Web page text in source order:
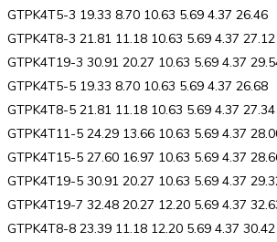
GTPK4T5-3 19.33 8.70 10.63 5.69 4.37 26.46
GTPK4T8-3 21.81 11.18 10.63 5.69 4.37 27.12
GTPK4T19-3 30.91 20.27 10.63 5.69 4.37
GTPK4T5-5 19.33 8.70 10.63 5.69 4.37 26.68
GTPK4T8-5 21.81 11.18 10.63 5.69 4.37 27.34
GTPK4T11-5 24.29 13.66 10.63 5.69 4.37
GTPK4T15-5 27.60 16.97 10.63 5.69 4.37
GTPK4T19-5 30.91 20.27 10.63 5.69 4.37
GTPK4T19-7 32.48 20.27 12.20 5.69 4.37
GTPK4T8-8 23.39 11.18 12.20 5.69 4.37 30.42